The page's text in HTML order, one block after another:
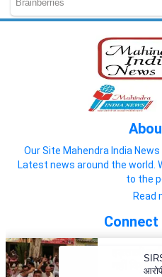
Our Site Mahendra India
Latest news around the world.
to the
Read